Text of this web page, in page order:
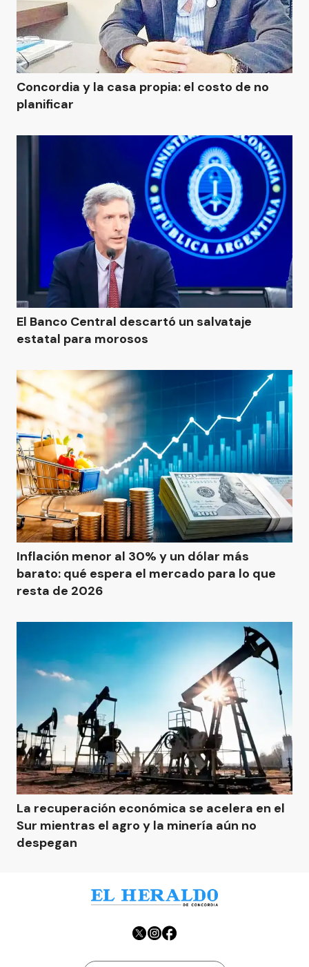
Concordia y la casa propia: el costo de no
planificar
El Banco Central descartó un salvataje
estatal para morosos
Inflación menor al 30% y un dólar más
barato: qué espera el mercado para lo que
resta de 2026
La recuperación económica se acelera en el
Sur mientras el agro y la minería aún no
despegan